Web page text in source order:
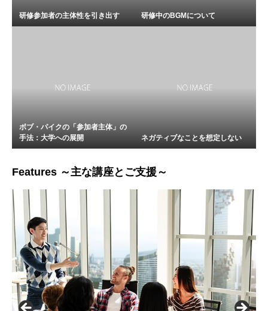
研修参加者の主体性を引き出す 研修中のBGMについて
ボブ・パイクの「参加者主体」の
手法：大学への展開
ネガティブなことを想定しない
Features ～主な講座とご支援～